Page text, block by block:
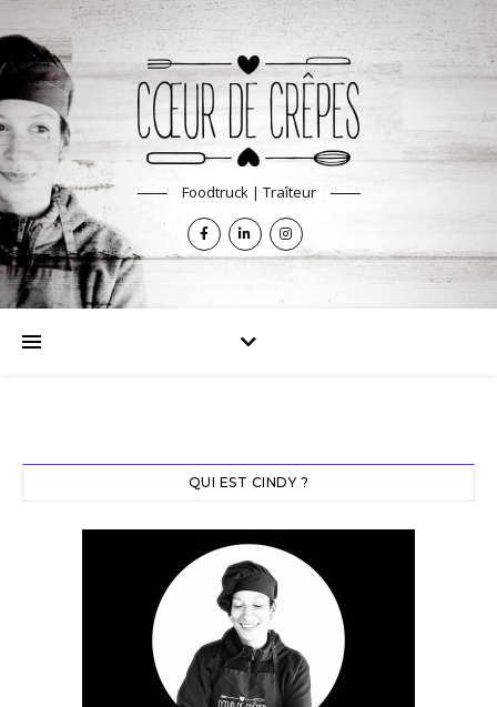
Foodtruck | Traîteur
QUI EST CINDY ?